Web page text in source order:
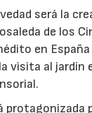
será la
de los
en España
visita al jardín
protagonizada